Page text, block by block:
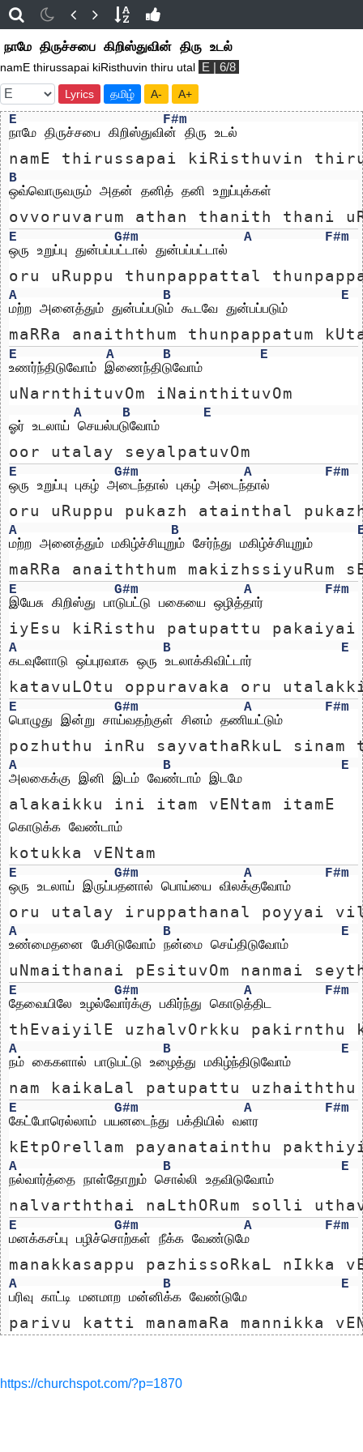
நாமே திருச்சபை கிறிஸ்துவின் திரு உடல்
namE thirussapai kiRisthuvin thiru utal E | 6/8
Lyrics தமிழ் A- A+
E
F#m
நாமே திருச்சபை கிறிஸ்துவின் திரு உடல்
namE thirussapai kiRisthuvin
B
ஒவ்வொருவரும் அதன் தனித் தனி உறுப்புக்கள்
ovvoruvarum athan thanith thani
E G#m A
F#m
ஒரு உறுப்பு துன்பப்பட்டால் துன்பப்பட்டால்
oru uRuppu thunpappattal
A B
E
மற்ற அனைத்தும் துன்பப்படும் கூடவே துன்பப்படும்
maRRa anaiththum thunpappatum
E A B
E
உணர்ந்திடுவோம் இணைந்திடுவோம்
uNarnthituvOm iNainthituvOm
A B
E
ஓர் உடலாய் செயல்படுவோம்
oor utalay seyalpatuvOm
E G#m A
F#m
ஒரு உறுப்பு புகழ் அடைந்தால் புகழ் அடைந்தால்
oru uRuppu pukazh atainthal
A B
மற்ற அனைத்தும் மகிழ்ச்சியுறும் சேர்ந்து மகிழ்ச்சியுறும்
maRRa anaiththum makizhssiyuRum
E G#m A
F#m
இயேசு கிறிஸ்து பாடுபட்டு பகையை ஒழித்தார்
iyEsu kiRisthu patupattu
A B
E
கடவுளோடு ஒப்புரவாக ஒரு உடலாக்கிவிட்டார்
katavuLOtu oppuravaka oru
E G#m A
F#m
பொழுது இன்று சாய்வதற்குள் சினம் தணியட்டும்
pozhuthu inRu sayvathaRkuL sinam
A B
E
அலகைக்கு இனி இடம் வேண்டாம் இடமே
alakaikku ini itam vENtam itamE
கொடுக்க வேண்டாம்
kotukka vENtam
E G#m A
F#m
ஒரு உடலாய் இருப்பதனால் பொய்யை விலக்குவோம்
oru utalay iruppathanal poyyai
A B
E
உண்மைதனை பேசிடுவோம் நன்மை செய்திடுவோம்
uNmaithanai pEsituvOm nanmai
E G#m A
F#m
தேவையிலே உழல்வோர்க்கு பகிர்ந்து கொடுத்திட
thEvaiyilE uzhalvOrkku pakirnthu
A B
E
நம் கைகளால் பாடுபட்டு உழைத்து மகிழ்ந்திடுவோம்
nam kaikaLal patupattu uzhaiththu
E G#m A
F#m
கேட்போரெல்லாம் பயனடைந்து பக்தியில் வளர
kEtpOrellam payanatainthu
A B
E
நல்வார்த்தை நாள்தோறும் சொல்லி உதவிடுவோம்
nalvarththai naLthORum solli
E G#m A
F#m
மனக்கசப்பு பழிச்சொற்கள் நீக்க வேண்டுமே
manakkasappu pazhissoRkaL nIkka
A B
E
பரிவு காட்டி மனமாற மன்னிக்க வேண்டுமே
parivu katti manamaRa mannikka
https://churchspot.com/?p=1870